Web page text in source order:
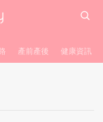
產前產後 健康資訊